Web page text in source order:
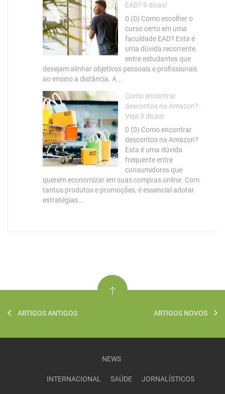
EAD? 9 dicas!
0 (0) Como escolher o
curso certo em uma
faculdade EAD? Esta é
uma dúvida recorrente
entre estudantes que
desejam alinhar objetivos pessoais e profissionais
ao ensino a distância. A...
Como encontrar
descontos na Amazon?
Veja 9 dicas!
0 (0) Como encontrar
descontos na Amazon?
Esta é uma dúvida
frequente entre
consumidores que
querem economizar em suas compras online. Com
tantos produtos e promoções, é essencial adotar
estratégias...
ARTIGOS ANTIGOS ARTIGOS NOVOS
NEWS
INTERNACIONAL SAÚDE JORNALÍSTICOS